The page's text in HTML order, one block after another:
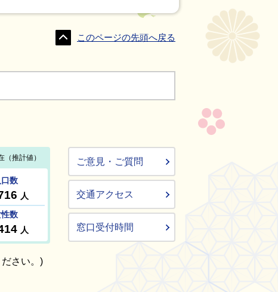
このページの先頭へ戻る
さい。)
ご意見・ご質問
交通アクセス
窓口受付時間